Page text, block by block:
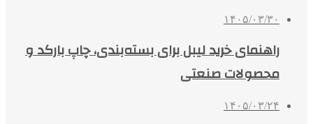
۱۴۰۵/۰۳/۳۰
راهنمای خرید لیبل برای بسته‌بندی، چاپ بارکد و
محصولات صنعتی
۱۴۰۵/۰۳/۲۴